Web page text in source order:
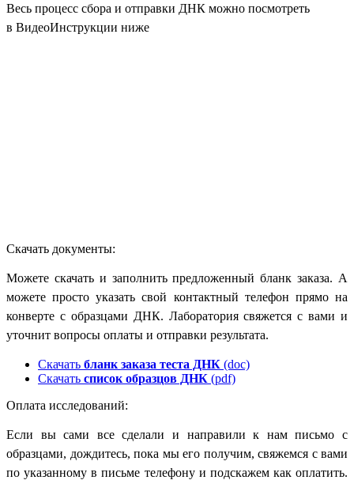
Весь процесс сбора и отправки ДНК можно посмотреть
в ВидеоИнструкции ниже
Скачать документы:
Можете скачать и заполнить предложенный бланк заказа. А
можете просто указать свой контактный телефон прямо на
конверте с образцами ДНК. Лаборатория свяжется с вами и
уточнит вопросы оплаты и отправки результата.
Скачать бланк заказа теста ДНК (doc)
Скачать список образцов ДНК (pdf)
Оплата исследований:
Если вы сами все сделали и направили к нам письмо с
образцами, дождитесь, пока мы его получим, свяжемся с вами
по указанному в письме телефону и подскажем как оплатить.